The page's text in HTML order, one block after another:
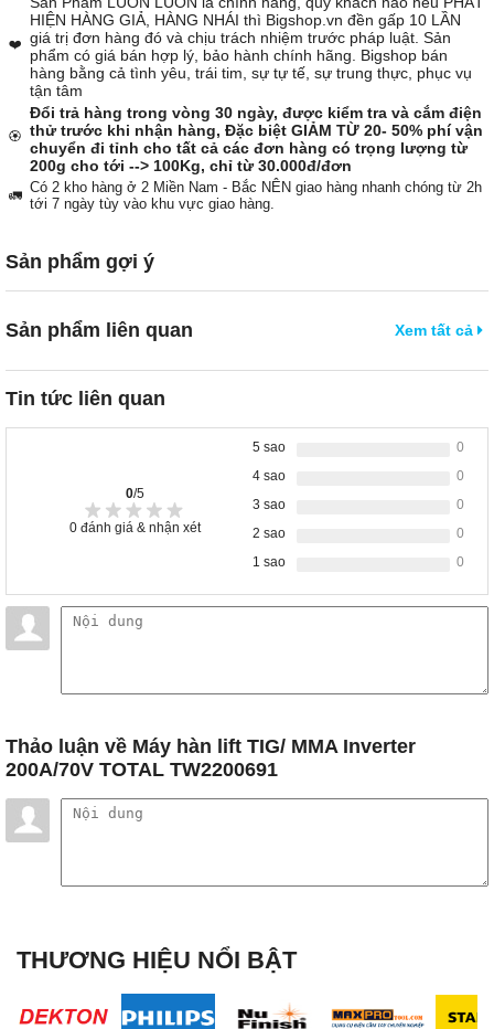
❤️
HIỆN HÀNG GIẢ, HÀNG NHÁI thì Bigshop.vn đền gấp 10 LẦN
giá trị đơn hàng đó và chịu trách nhiệm trước pháp luật. Sản
phẩm có giá bán hợp lý, bảo hành chính hãng. Bigshop bán
hàng bằng cả tình yêu, trái tim, sự tự tế, sự trung thực, phục vụ
tận tâm
🏵️
Đổi trả hàng trong vòng 30 ngày, được kiểm tra và cắm điện
thử trước khi nhận hàng, Đặc biệt GIẢM TỪ 20- 50% phí vận
chuyển đi tỉnh cho tất cả các đơn hàng có trọng lượng từ
200g cho tới --> 100Kg, chỉ từ 30.000đ/đơn
🚛 Có 2 kho hàng ở 2 Miền Nam - Bắc NÊN giao hàng nhanh chóng từ 2h
tới 7 ngày tùy vào khu vực giao hàng.
Sản phẩm gợi ý
Sản phẩm liên quan Xem tất cả
Tin tức liên quan
0/5
0 đánh giá & nhận xét
5 sao
0
4 sao
0
3 sao
0
2 sao
0
1 sao
0
Thảo luận về Máy hàn lift TIG/ MMA Inverter
200A/70V TOTAL TW2200691
THƯƠNG HIỆU NỔI BẬT